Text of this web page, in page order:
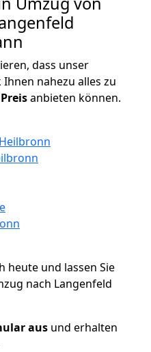
dass unser
nahezu alles zu
Preisanbieten können.
heute und lassen Sie
nach Langenfeld
aus und erhalten